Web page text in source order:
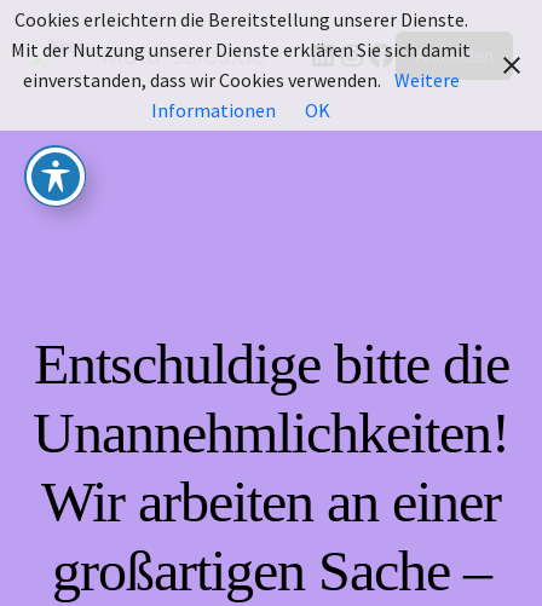
Motu-sales.de LinkedIn
Instagram
Facebook
Anmelden
Entschuldige bitte die
Unannehmlichkeiten!
Wir arbeiten an einer
großartigen Sache –
Cookies erleichtern die Bereitstellung unserer Dienste.
Mit der Nutzung unserer Dienste erklären Sie sich damit
einverstanden, dass wir Cookies verwenden. Weitere
Informationen
OK